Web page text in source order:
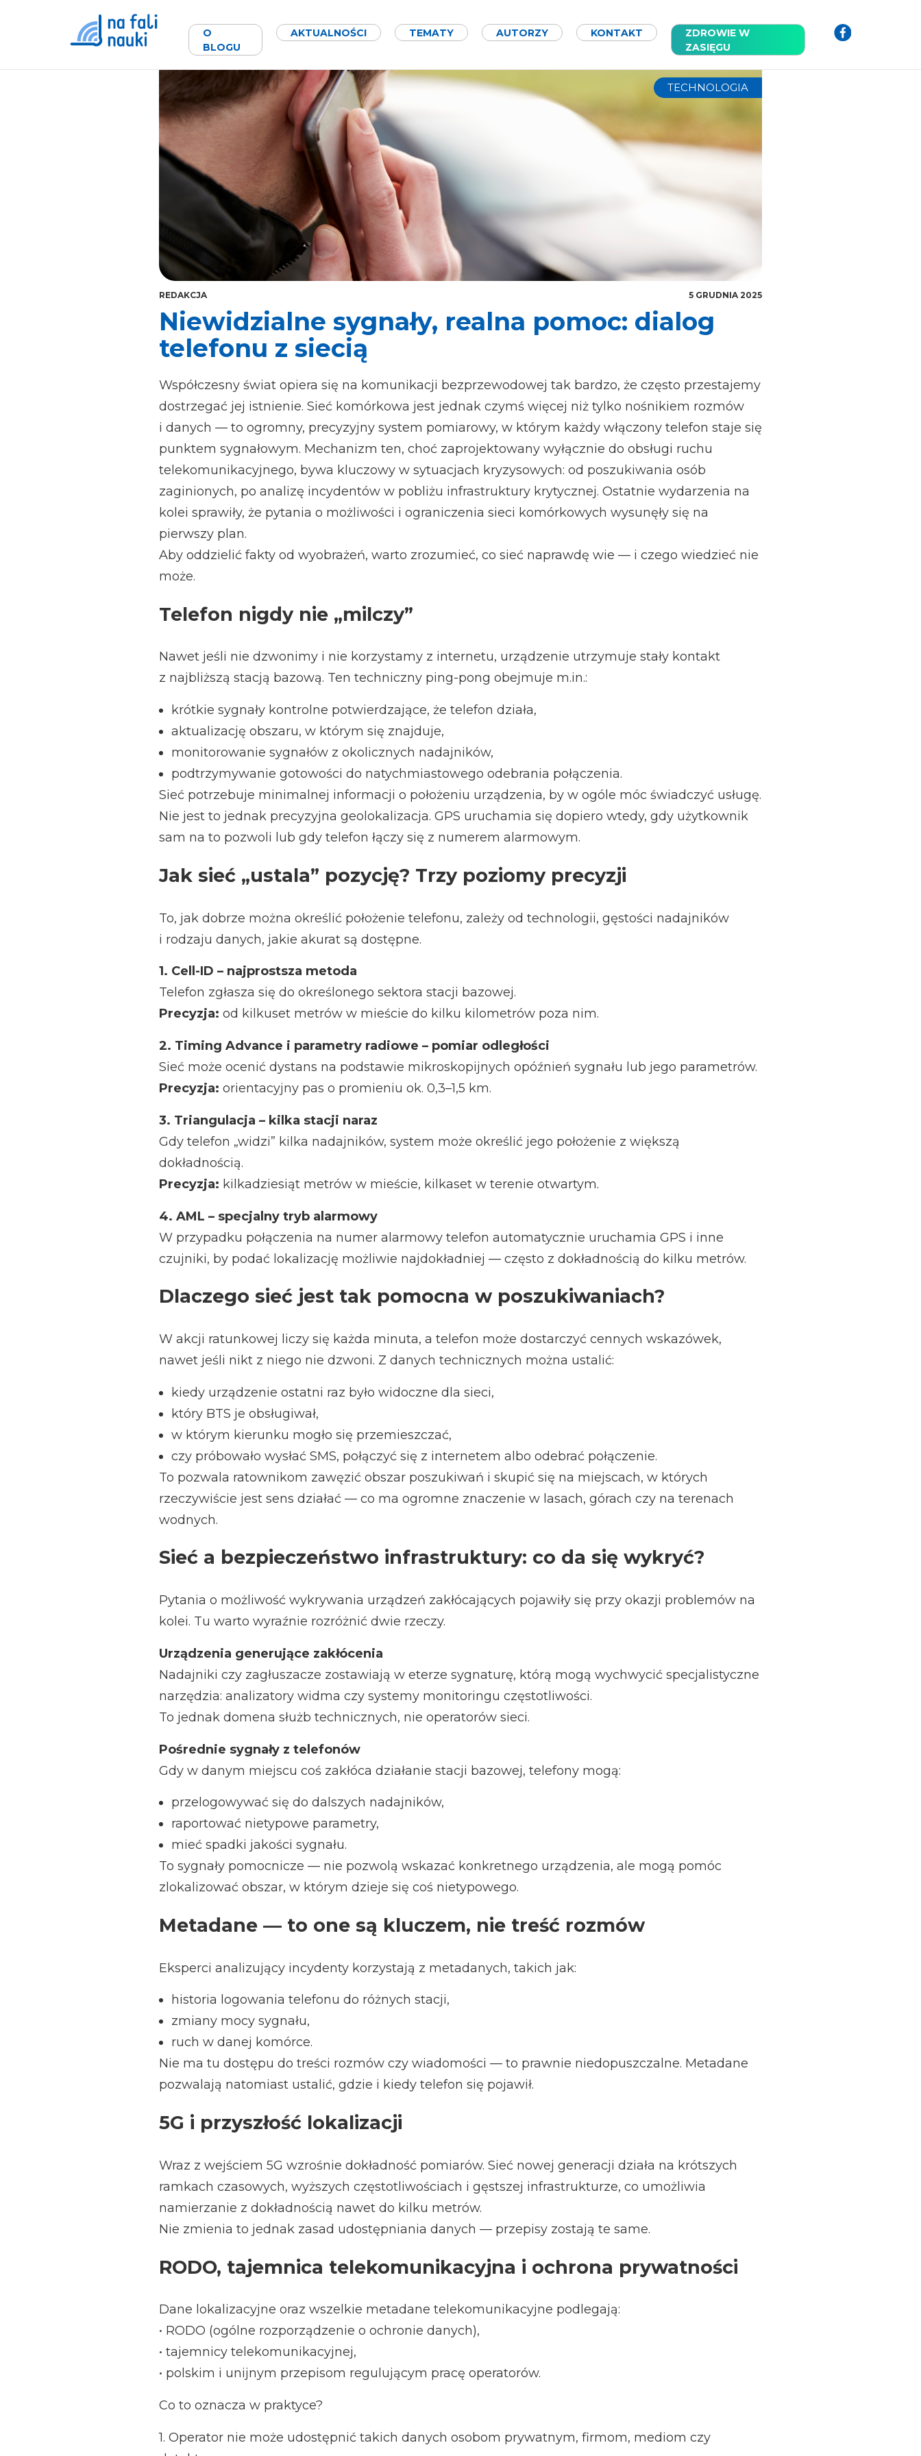
O
BLOGU
AKTUALNOŚCI TEMATY AUTORZY KONTAKT
ZDROWIE W
ZASIĘGU
facebook
TECHNOLOGIA
REDAKCJA 5 GRUDNIA 2025
Niewidzialne sygnały, realna pomoc: dialog
telefonu z siecią
Współczesny świat opiera się na komunikacji bezprzewodowej tak bardzo, że często przestajemy
dostrzegać jej istnienie. Sieć komórkowa jest jednak czymś więcej niż tylko nośnikiem rozmów
i danych — to ogromny, precyzyjny system pomiarowy, w którym każdy włączony telefon staje się
punktem sygnałowym. Mechanizm ten, choć zaprojektowany wyłącznie do obsługi ruchu
telekomunikacyjnego, bywa kluczowy w sytuacjach kryzysowych: od poszukiwania osób
zaginionych, po analizę incydentów w pobliżu infrastruktury krytycznej. Ostatnie wydarzenia na
kolei sprawiły, że pytania o możliwości i ograniczenia sieci komórkowych wysunęły się na
pierwszy plan.
Aby oddzielić fakty od wyobrażeń, warto zrozumieć, co sieć naprawdę wie — i czego wiedzieć nie
może.
Telefon nigdy nie „milczy”
Nawet jeśli nie dzwonimy i nie korzystamy z internetu, urządzenie utrzymuje stały kontakt
z najbliższą stacją bazową. Ten techniczny ping-pong obejmuje m.in.:
krótkie sygnały kontrolne potwierdzające, że telefon działa,
aktualizację obszaru, w którym się znajduje,
monitorowanie sygnałów z okolicznych nadajników,
podtrzymywanie gotowości do natychmiastowego odebrania połączenia.
Sieć potrzebuje minimalnej informacji o położeniu urządzenia, by w ogóle móc świadczyć usługę.
Nie jest to jednak precyzyjna geolokalizacja. GPS uruchamia się dopiero wtedy, gdy użytkownik
sam na to pozwoli lub gdy telefon łączy się z numerem alarmowym.
Jak sieć „ustala” pozycję? Trzy poziomy precyzji
To, jak dobrze można określić położenie telefonu, zależy od technologii, gęstości nadajników
i rodzaju danych, jakie akurat są dostępne.
1. Cell-ID – najprostsza metoda
Telefon zgłasza się do określonego sektora stacji bazowej.
Precyzja: od kilkuset metrów w mieście do kilku kilometrów poza nim.
2. Timing Advance i parametry radiowe – pomiar odległości
Sieć może ocenić dystans na podstawie mikroskopijnych opóźnień sygnału lub jego parametrów.
Precyzja: orientacyjny pas o promieniu ok. 0,3–1,5 km.
3. Triangulacja – kilka stacji naraz
Gdy telefon „widzi” kilka nadajników, system może określić jego położenie z większą
dokładnością.
Precyzja: kilkadziesiąt metrów w mieście, kilkaset w terenie otwartym.
4. AML – specjalny tryb alarmowy
W przypadku połączenia na numer alarmowy telefon automatycznie uruchamia GPS i inne
czujniki, by podać lokalizację możliwie najdokładniej — często z dokładnością do kilku metrów.
Dlaczego sieć jest tak pomocna w poszukiwaniach?
W akcji ratunkowej liczy się każda minuta, a telefon może dostarczyć cennych wskazówek,
nawet jeśli nikt z niego nie dzwoni. Z danych technicznych można ustalić:
kiedy urządzenie ostatni raz było widoczne dla sieci,
który BTS je obsługiwał,
w którym kierunku mogło się przemieszczać,
czy próbowało wysłać SMS, połączyć się z internetem albo odebrać połączenie.
To pozwala ratownikom zawęzić obszar poszukiwań i skupić się na miejscach, w których
rzeczywiście jest sens działać — co ma ogromne znaczenie w lasach, górach czy na terenach
wodnych.
Sieć a bezpieczeństwo infrastruktury: co da się wykryć?
Pytania o możliwość wykrywania urządzeń zakłócających pojawiły się przy okazji problemów na
kolei. Tu warto wyraźnie rozróżnić dwie rzeczy.
Urządzenia generujące zakłócenia
Nadajniki czy zagłuszacze zostawiają w eterze sygnaturę, którą mogą wychwycić specjalistyczne
narzędzia: analizatory widma czy systemy monitoringu częstotliwości.
To jednak domena służb technicznych, nie operatorów sieci.
Pośrednie sygnały z telefonów
Gdy w danym miejscu coś zakłóca działanie stacji bazowej, telefony mogą:
przelogowywać się do dalszych nadajników,
raportować nietypowe parametry,
mieć spadki jakości sygnału.
To sygnały pomocnicze — nie pozwolą wskazać konkretnego urządzenia, ale mogą pomóc
zlokalizować obszar, w którym dzieje się coś nietypowego.
Metadane — to one są kluczem, nie treść rozmów
Eksperci analizujący incydenty korzystają z metadanych, takich jak:
historia logowania telefonu do różnych stacji,
zmiany mocy sygnału,
ruch w danej komórce.
Nie ma tu dostępu do treści rozmów czy wiadomości — to prawnie niedopuszczalne. Metadane
pozwalają natomiast ustalić, gdzie i kiedy telefon się pojawił.
5G i przyszłość lokalizacji
Wraz z wejściem 5G wzrośnie dokładność pomiarów. Sieć nowej generacji działa na krótszych
ramkach czasowych, wyższych częstotliwościach i gęstszej infrastrukturze, co umożliwia
namierzanie z dokładnością nawet do kilku metrów.
Nie zmienia to jednak zasad udostępniania danych — przepisy zostają te same.
RODO, tajemnica telekomunikacyjna i ochrona prywatności
Dane lokalizacyjne oraz wszelkie metadane telekomunikacyjne podlegają:
• RODO (ogólne rozporządzenie o ochronie danych),
• tajemnicy telekomunikacyjnej,
• polskim i unijnym przepisom regulującym pracę operatorów.
Co to oznacza w praktyce?
1. Operator nie może udostępnić takich danych osobom prywatnym, firmom, mediom czy